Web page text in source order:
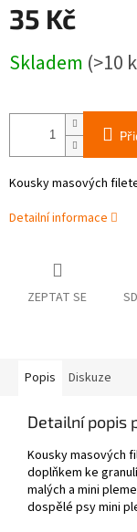
35 Kč
cena:
Skladem (>10
Kousky masových
Detailní informace
ZEPTAT SE
Popis Diskuze
Detailní popis
Kousky masových
doplňkem ke
malých a mini
dospělé psy mini